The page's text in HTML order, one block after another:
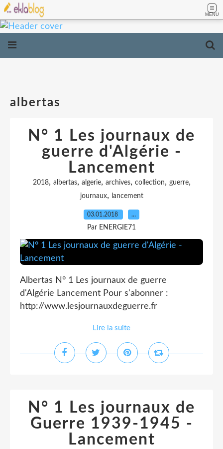
MENU
albertas
N° 1 Les journaux de
guerre d'Algérie -
Lancement
2018, albertas, algerie, archives, collection, guerre,
journaux, lancement
03.01.2018 …
Par ENERGIE71
Albertas N° 1 Les journaux de guerre
d'Algérie Lancement Pour s'abonner :
http://www.lesjournauxdeguerre.fr
Lire la suite
N° 1 Les journaux de
Guerre 1939-1945 -
Lancement